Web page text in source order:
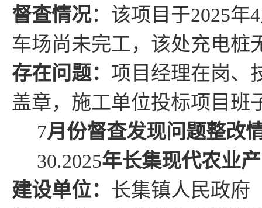
督查情况： 该项目于2025年4
车场尚未完工，该处充电桩
存在问题： 项目经理在岗、
盖章， 施工单位投标项目班
7月份督查发现问题整改
30.2025年长集现代农业
建设单位： 长集镇人民政府